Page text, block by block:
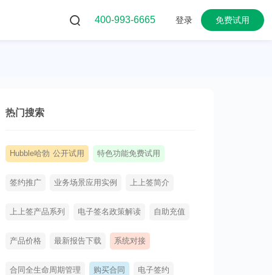
400-993-6665 登录 免费试用
热门搜索
Hubble哈勃 公开试用 特色功能免费试用
签约推广 业务场景应用实例 上上签简介
上上签产品系列 电子签名政策解读 自助充值
产品价格 最新报告下载 系统对接
合同全生命周期管理 购买合同 电子签约